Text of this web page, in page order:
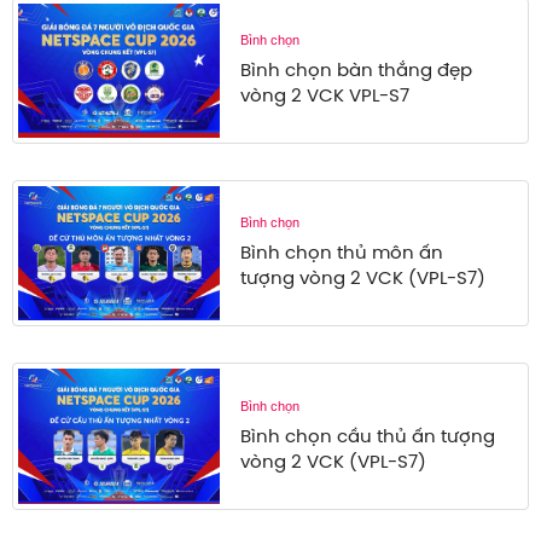
Bình chọn
Bình chọn bàn thắng đẹp
vòng 2 VCK VPL-S7
Bình chọn
Bình chọn thủ môn ấn
tượng vòng 2 VCK (VPL-S7)
Bình chọn
Bình chọn cầu thủ ấn tượng
vòng 2 VCK (VPL-S7)